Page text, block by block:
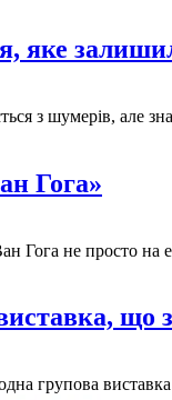
яке
з шумерів, але
Гога»
Гога не просто на
що
групова